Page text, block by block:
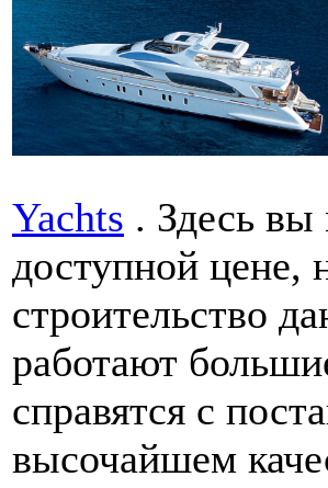
Yachts . Здесь вы
доступной цене,
строительство
работают
справятся с
высочайшем